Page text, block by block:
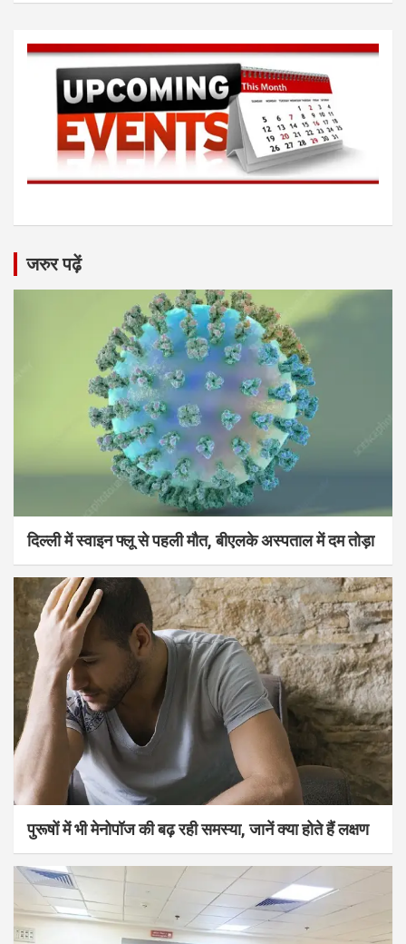
जरुर पढ़ें
दिल्ली में स्वाइन फ्लू से पहली मौत, बीएलके अस्पताल में दम तोड़ा
पुरूषों में भी मेनोपॉज की बढ़ रही समस्या, जानें क्या होते हैं लक्षण